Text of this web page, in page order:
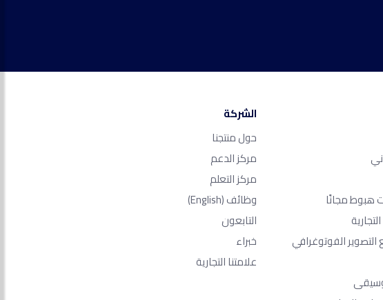
هبوط مجانًا
الفوتوغرافي
الشركة
حول منتجنا
مركز الدعم
مركز التعلم
وظائف(English)
التابعون
خبراء
علامتنا التجارية